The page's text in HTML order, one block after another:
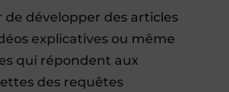
développer des articles
explicatives ou même
qui répondent aux
des requêtes